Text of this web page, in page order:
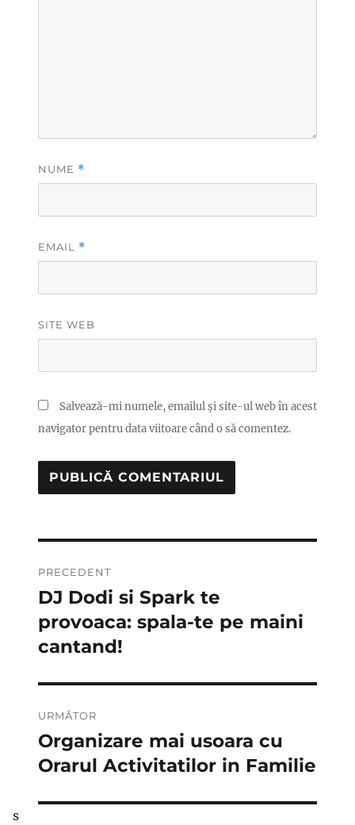
NUME *
EMAIL *
SITE WEB
Salvează-mi numele, emailul și site-ul web în acest
navigator pentru data viitoare când o să comentez.
în
articole
PRECEDENT
Articolul
anterior:
DJ Dodi si Spark te
provoaca: spala-te pe maini
cantand!
URMĂTOR
Articolul
următor:
Organizare mai usoara cu
Orarul Activitatilor in Familie
s